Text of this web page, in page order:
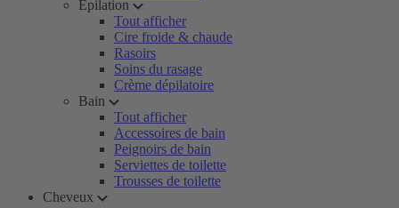
Épilation
Tout afficher
Cire froide & chaude
Rasoirs
Soins du rasage
Crème dépilatoire
Bain
Tout afficher
Accessoires de bain
Peignoirs de bain
Serviettes de toilette
Trousses de toilette
Cheveux